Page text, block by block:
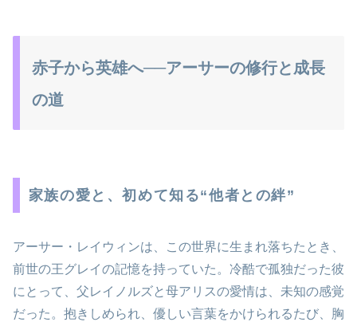
赤子から英雄へ──アーサーの修行と成長
の道
家族の愛と、初めて知る“他者との絆”
アーサー・レイウィンは、この世界に生まれ落ちたとき、
前世の王グレイの記憶を持っていた。冷酷で孤独だった彼
にとって、父レイノルズと母アリスの愛情は、未知の感覚
だった。抱きしめられ、優しい言葉をかけられるたび、胸